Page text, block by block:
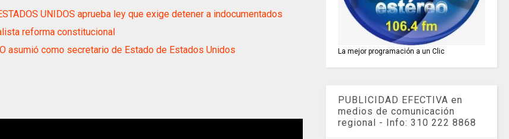
UNIDOS aprueba ley que exige detener a indocumentados
reforma constitucional
asumió como secretario de Estado de Estados Unidos
La mejor programación a un Clic
PUBLICIDAD EFECTIVA en
medios de comunicación
regional - Info: 310 222 8868